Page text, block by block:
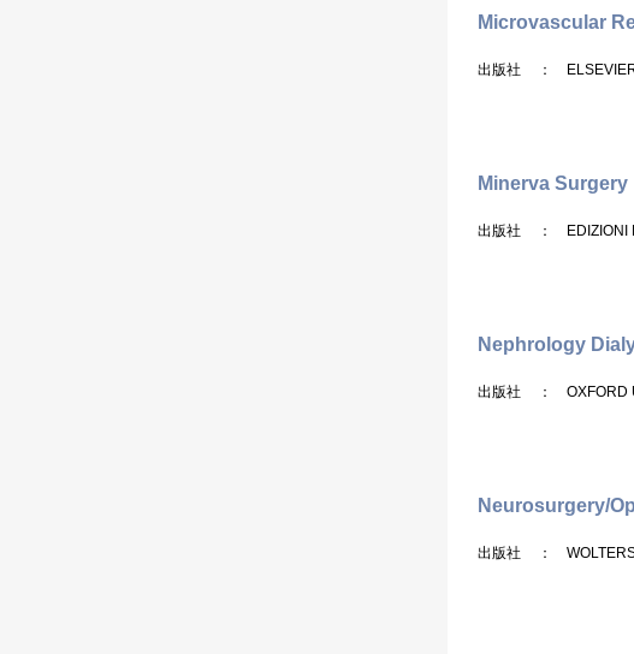
Microvascular
出版社 ：
Minerva Surgery
出版社 ： EDIZIONI
Nephrology
出版社 ： OXFORD
Neurosurgery/
出版社 ：